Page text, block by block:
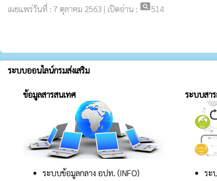
เผยแพร่วันที่ : 7 ตุลาคม 2563 | เปิดอ่าน : pageview514
ระบบออนไลน์กรมส่งเสริม
ข้อมูลสารสนเทศ
ระบบข้อมูลกลาง อปท. (INFO)
ระบบสา
ระ